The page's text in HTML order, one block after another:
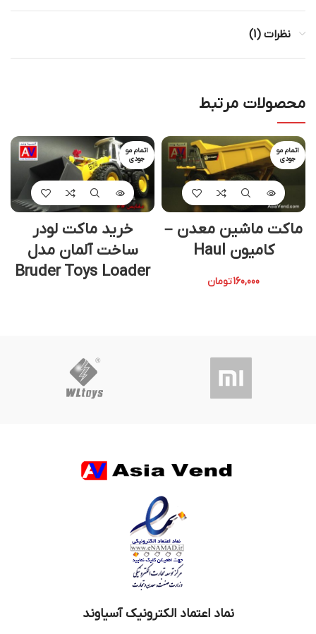
نظرات (1)
محصولات مرتبط
اتمام مو
جودی
ماکت ماشین معدن –
کامیون Haul
160,000تومان
اتمام مو
جودی
خرید ماکت لودر
ساخت آلمان مدل
Bruder Toys Loader
نماد اعتماد الکترونیک آسیاوند